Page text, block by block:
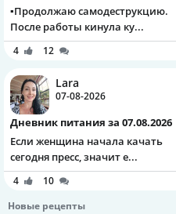
▪️Продолжаю самодеструкцию.
После работы кинула ку...
4 12
Lara
07-08-2026
Дневник питания за 07.08.2026
Если женщина начала качать
сегодня пресс, значит е...
4
10
Новые рецепты